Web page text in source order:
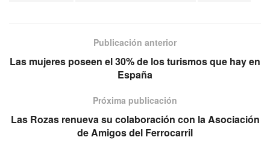
Publicación anterior
Las mujeres poseen el 30% de los turismos que hay en
España
Próxima publicación
Las Rozas renueva su colaboración con la Asociación
de Amigos del Ferrocarril